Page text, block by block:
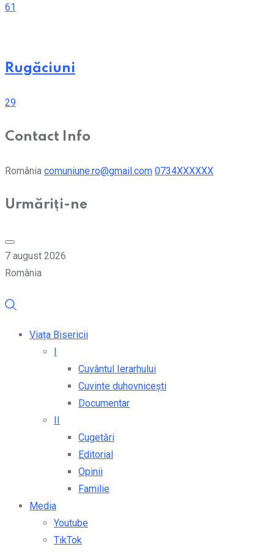
61
Rugăciuni
29
Contact Info
România comuniune.ro@gmail.com 0734XXXXXX
Urmăriți-ne
7 august 2026
România
Viața Bisericii
Cuvântul Ierarhului
Cuvinte duhovnicești
Documentar
Cugetări
Editorial
Opinii
Familie
Media
Youtube
TikTok